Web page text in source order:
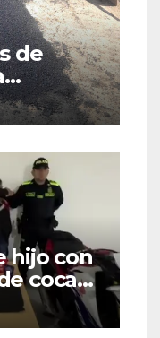
de
al
hijo con
coca
de